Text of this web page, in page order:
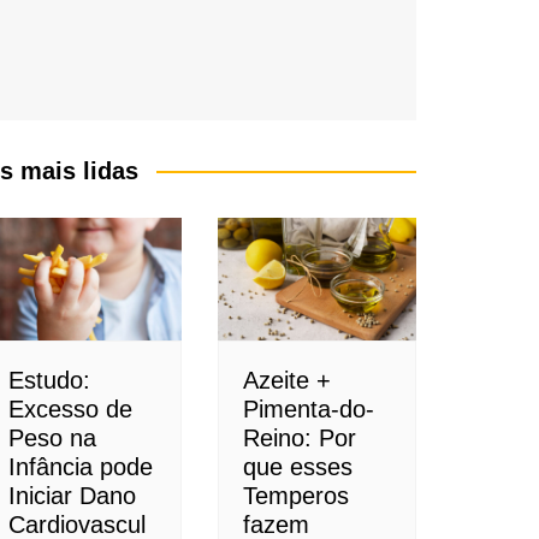
mais lidas
Estudo:
Excesso de
Peso na
Infância pode
Iniciar Dano
Cardiovascul
Azeite +
Pimenta-do-
Reino: Por
que esses
Temperos
fazem